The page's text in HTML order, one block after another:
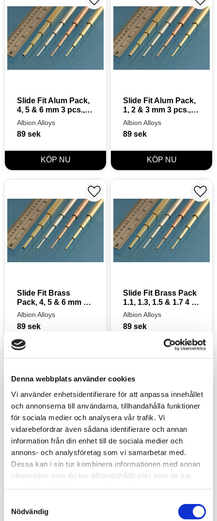
Denna webbplats använder cookies
Vi använder enhetsidentifierare för att anpassa innehållet
och annonserna till användarna, tillhandahålla funktioner
för sociala medier och analysera vår trafik. Vi
vidarebefordrar även sådana identifierare och annan
information från din enhet till de sociala medier och
annons- och analysföretag som vi samarbetar med.
Dessa kan i sin tur kombinera informationen med annan
information som du har tillhandahållit eller som de har
Nödvändig
Slide Fit Alum Pack,
4, 5 & 6 mm 3 pcs.,
305 mm
Albion Alloys
89 sek
Lägg till i favoriter
Slide Fit Alum Pack,
1, 2 & 3 mm 3 pcs.,
305 mm
Albion Alloys
89 sek
Slide Fit Brass
Pack, 4, 5 & 6 mm 3
pcs., 305 mm
Albion Alloys
89 sek
Lägg till i favoriter
Slide Fit Brass Pack
1.1, 1.3, 1.5 & 1.7 4
pcs. ,305 mm
Albion Alloys
89 sek
Albion Alloys